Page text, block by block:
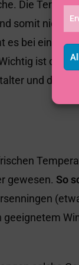
Die
somit nicht
bei einer
ist der
und die
gewesen. So